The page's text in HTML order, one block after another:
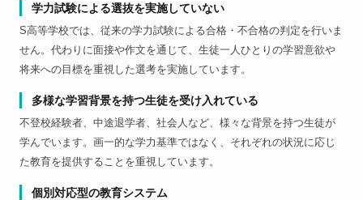
学力試験による選抜を実施していない
S高等学校では、従来の学力試験による合格・不合格の判定を行いま
せん。代わりに面接や作文を通じて、生徒一人ひとりの学習意欲や
将来への目標を重視した選考を実施しています。
多様な学習背景を持つ生徒を受け入れている
不登校経験者、中途退学者、社会人など、様々な背景を持つ生徒が
学んでいます。画一的な学力基準ではなく、それぞれの状況に応じ
た教育を提供することを重視しています。
個別対応型の教育システム